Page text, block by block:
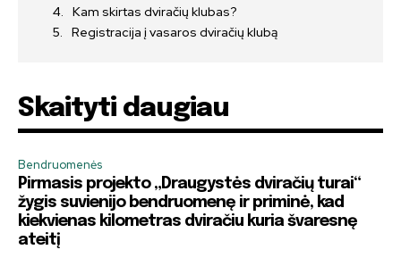
Kam skirtas dviračių klubas?
Registracija į vasaros dviračių klubą
Skaityti daugiau
Bendruomenės
Pirmasis projekto „Draugystės dviračių turai“
žygis suvienijo bendruomenę ir priminė, kad
kiekvienas kilometras dviračiu kuria švaresnę
ateitį